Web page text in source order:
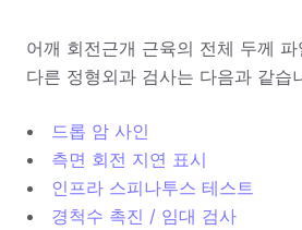
어깨 회전근개 근육의 전체 두께
다른 정형외과 검사는 다음과 같습
드롭 암 사인
측면 회전 지연 표시
인프라 스피나투스 테스트
경척수 촉진 / 임대 검사